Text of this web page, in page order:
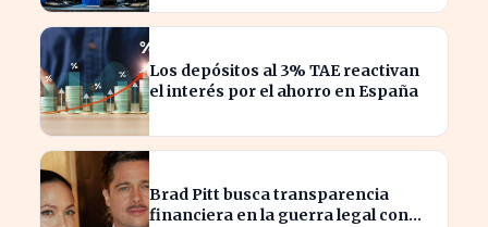
Los depósitos al 3% TAE reactivan
el interés por el ahorro en España
Brad Pitt busca transparencia
financiera en la guerra legal con